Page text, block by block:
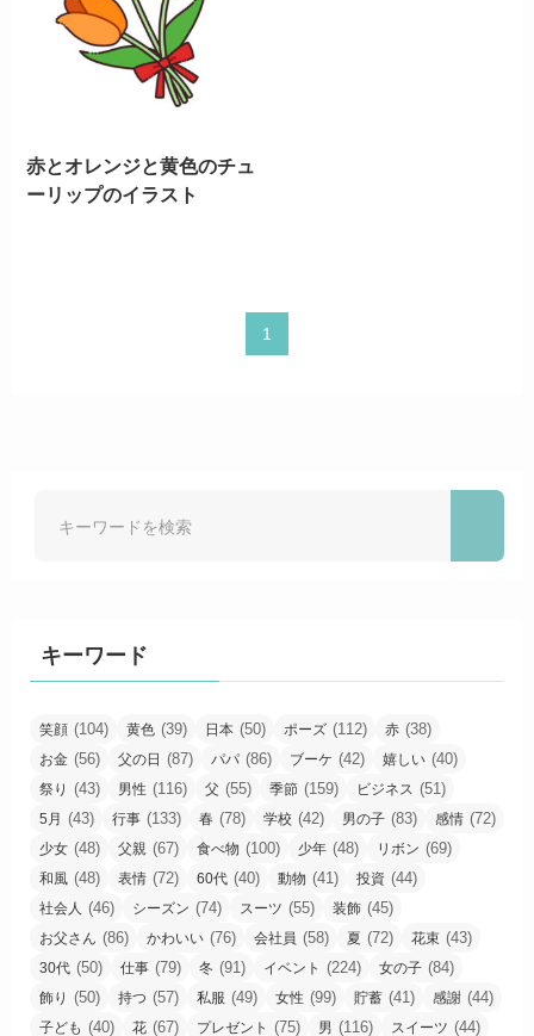
赤とオレンジと黄色のチュ
ーリップのイラスト
1
キーワード
笑顔 (104) 黄色 (39) 日本 (50) ポーズ (112) 赤 (38)
お金 (56) 父の日 (87) パパ (86) ブーケ (42) 嬉しい (40)
祭り (43) 男性 (116) 父 (55) 季節 (159) ビジネス (51)
5月 (43) 行事 (133) 春 (78) 学校 (42) 男の子 (83) 感情 (72)
少女 (48) 父親 (67) 食べ物 (100) 少年 (48) リボン (69)
和風 (48) 表情 (72) 60代 (40) 動物 (41) 投資 (44)
社会人 (46) シーズン (74) スーツ (55) 装飾 (45)
お父さん (86) かわいい (76) 会社員 (58) 夏 (72) 花束 (43)
30代 (50) 仕事 (79) 冬 (91) イベント (224) 女の子 (84)
飾り (50) 持つ (57) 私服 (49) 女性 (99) 貯蓄 (41) 感謝 (44)
子ども (40) 花 (67) プレゼント (75) 男 (116) スイーツ (44)